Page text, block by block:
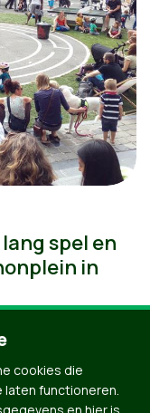
spel en
in
cookies die
functioneren.